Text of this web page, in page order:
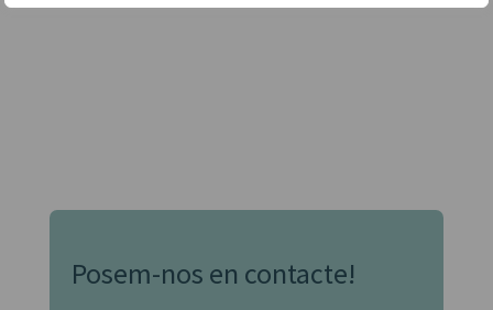
Posem-nos en contacte!